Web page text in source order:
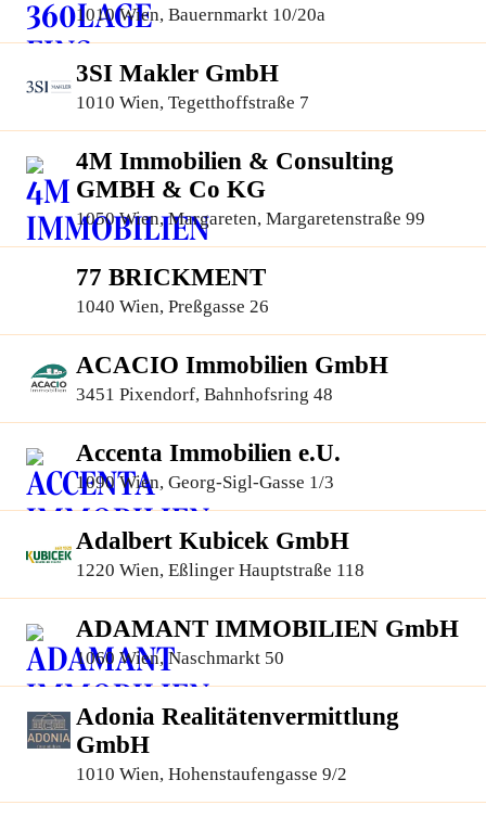
1010 Wien, Bauernmarkt 10/20a
3SI Makler GmbH
1010 Wien, Tegetthoffstraße 7
4M Immobilien & Consulting
GMBH & Co KG
1050 Wien, Margareten, Margaretenstraße 99
77 BRICKMENT
1040 Wien, Preßgasse 26
ACACIO Immobilien GmbH
3451 Pixendorf, Bahnhofsring 48
Accenta Immobilien e.U.
1090 Wien, Georg-Sigl-Gasse 1/3
Adalbert Kubicek GmbH
1220 Wien, Eßlinger Hauptstraße 118
ADAMANT IMMOBILIEN GmbH
1060 Wien, Naschmarkt 50
Adonia Realitätenvermittlung
GmbH
1010 Wien, Hohenstaufengasse 9/2